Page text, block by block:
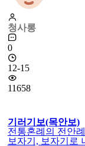
청사롱
0
12-15
11658